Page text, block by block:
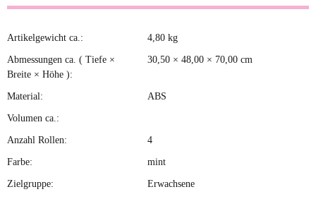
Produkteigenschaft
Wert
Artikelgewicht ca.: 4,80 kg
Abmessungen ca. ( Tiefe ×
Breite × Höhe ):
30,50 × 48,00 × 70,00 cm
Material: ABS
Volumen ca.:
Anzahl Rollen: 4
Farbe: mint
Zielgruppe: Erwachsene